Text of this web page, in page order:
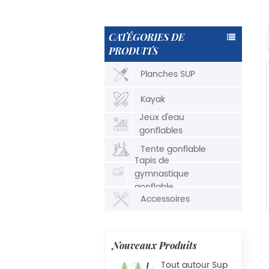
CATÉGORIES DE
PRODUITS
Planches SUP
Kayak
Jeux d'eau
gonflables
Tente gonflable
Tapis de
gymnastique
gonflable
Accessoires
Nouveaux Produits
Tout autour Sup